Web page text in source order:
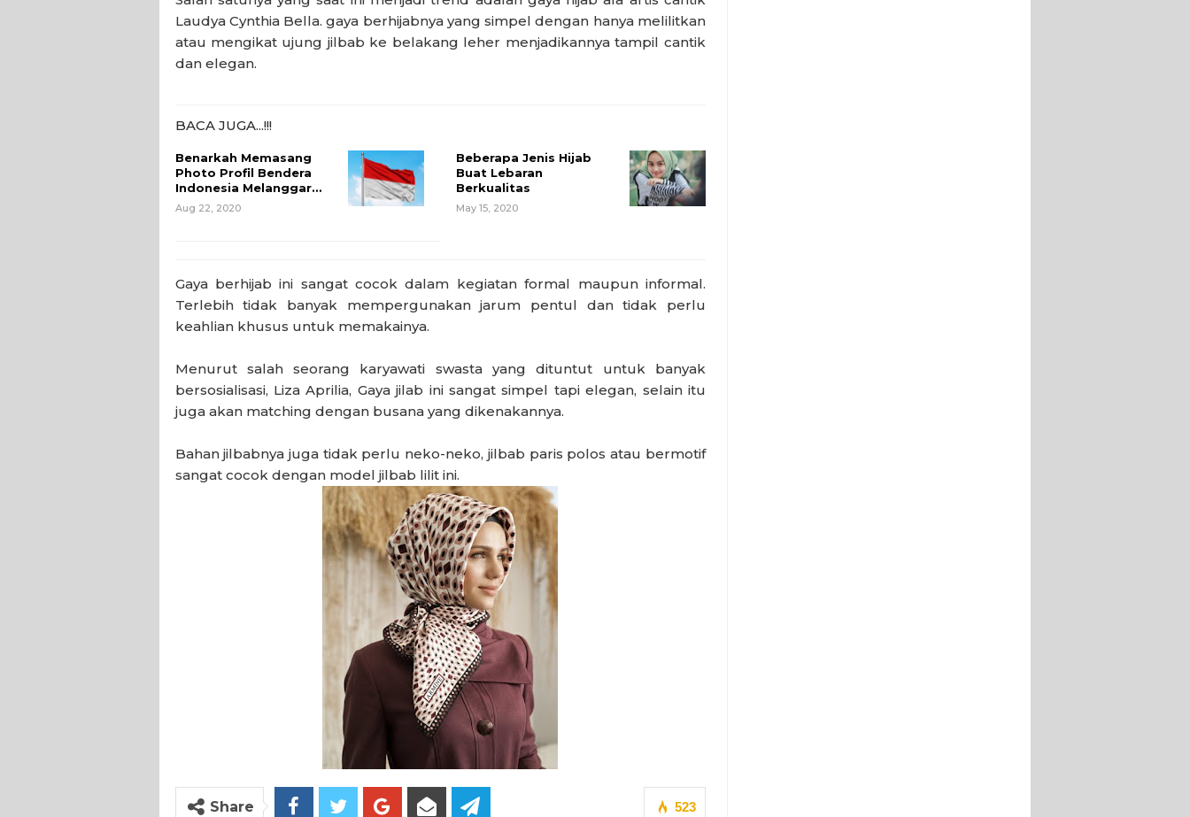
Laudya Cynthia Bella. gaya berhijabnya yang simpel dengan hanya melilitkan
atau mengikat ujung jilbab ke belakang leher menjadikannya tampil cantik
dan elegan.
BACA JUGA...!!!
Benarkah Memasang
Photo Profil Bendera
Indonesia Melanggar…
Aug 22, 2020
Beberapa Jenis Hijab
Buat Lebaran
Berkualitas
May 15, 2020
Gaya berhijab ini sangat cocok dalam kegiatan formal maupun informal.
Terlebih tidak banyak mempergunakan jarum pentul dan tidak perlu
keahlian khusus untuk memakainya.
Menurut salah seorang karyawati swasta yang dituntut untuk banyak
bersosialisasi, Liza Aprilia, Gaya jilab ini sangat simpel tapi elegan, selain itu
juga akan matching dengan busana yang dikenakannya.
Bahan jilbabnya juga tidak perlu neko-neko, jilbab paris polos atau bermotif
sangat cocok dengan model jilbab lilit ini.
523
Share